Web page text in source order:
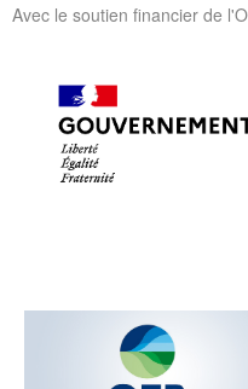
Avec le soutien financier de